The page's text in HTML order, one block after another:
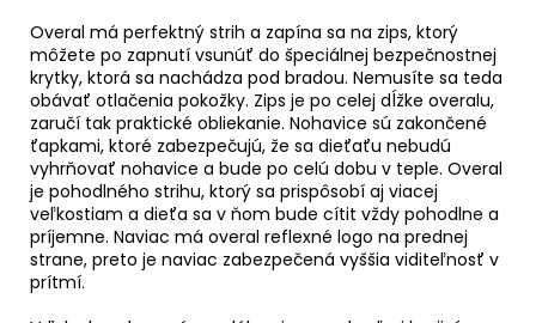
Overal má perfektný strih a zapína sa na zips, ktorý
môžete po zapnutí vsunúť do špeciálnej bezpečnostnej
krytky, ktorá sa nachádza pod bradou. Nemusíte sa teda
obávať otlačenia pokožky. Zips je po celej dĺžke overalu,
zaručí tak praktické obliekanie. Nohavice sú zakončené
ťapkami, ktoré zabezpečujú, že sa dieťaťu nebudú
vyhrňovať nohavice a bude po celú dobu v teple. Overal
je pohodlného strihu, ktorý sa prispôsobí aj viacej
veľkostiam a dieťa sa v ňom bude cítit vždy pohodlne a
príjemne. Naviac má overal reflexné logo na prednej
strane, preto je naviac zabezpečená vyššia viditeľnosť v
prítmí.